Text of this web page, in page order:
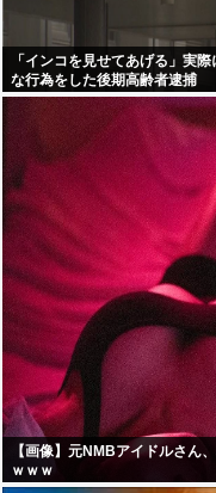
「インコを見せてあげる」実
な行為をした後期高齢者逮捕
【画像】元NMBアイドルさん
ｗｗｗ